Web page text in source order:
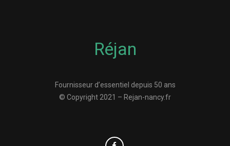
Réjan
Fournisseur d’essentiel depuis 50 ans
© Copyright 2021 – Rejan-nancy.fr